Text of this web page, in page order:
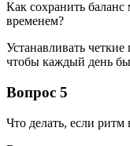
Как сохранить
временем?
Устанавливать
чтобы каждый день
Вопрос 5
Что делать, если ритм